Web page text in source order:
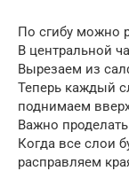
По сгибу можно
В центральной
Вырезаем из
Теперь каждый
поднимаем
Важно
Когда все слои
расправляем